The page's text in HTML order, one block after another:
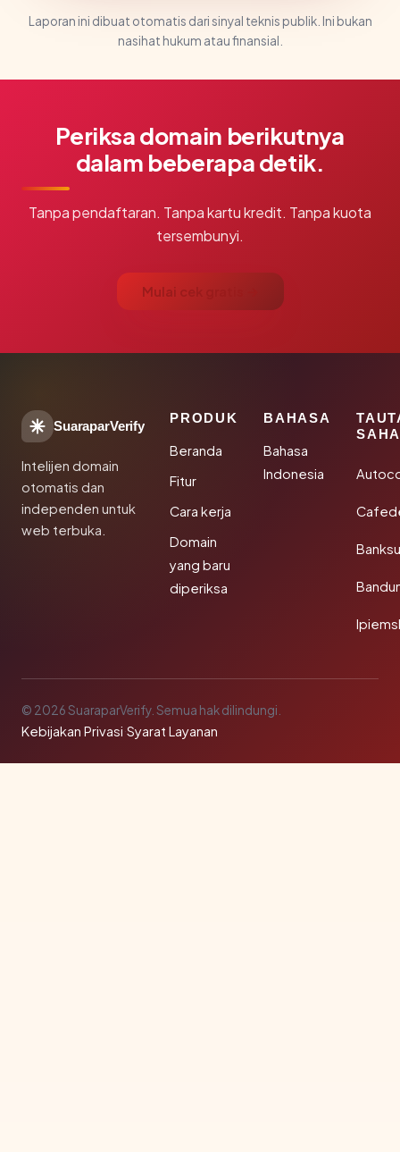
Laporan ini dibuat otomatis dari sinyal teknis publik. Ini bukan
nasihat hukum atau finansial.
Periksa domain berikutnya
dalam beberapa detik.
Tanpa pendaftaran. Tanpa kartu kredit. Tanpa kuota
tersembunyi.
Mulai cek gratis →
SuaraparVerify
Intelijen domain
otomatis dan
independen untuk
web terbuka.
PRODUK
Beranda
Fitur
Cara kerja
Domain
yang baru
diperiksa
BAHASA
Bahasa
Indonesia
© 2026 SuaraparVerify. Semua hak dilindungi.
Kebijakan Privasi·Syarat Layanan